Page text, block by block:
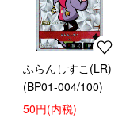
ふらんしすこ(LR)
(BP01-004/100)
50円(内税)